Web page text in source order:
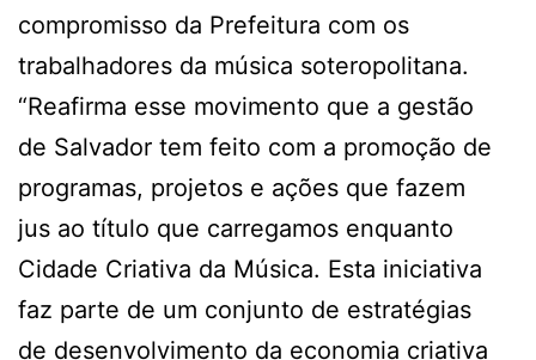
compromisso da Prefeitura com os
trabalhadores da música soteropolitana.
“Reafirma esse movimento que a gestão
de Salvador tem feito com a promoção de
programas, projetos e ações que fazem
jus ao título que carregamos enquanto
Cidade Criativa da Música. Esta iniciativa
faz parte de um conjunto de estratégias
de desenvolvimento da economia criativa